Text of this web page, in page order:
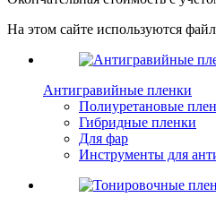
На этом сайте используются
Антигравийные пленки
Полиуретановые
Гибридные пленки
Для фар
Инструменты для